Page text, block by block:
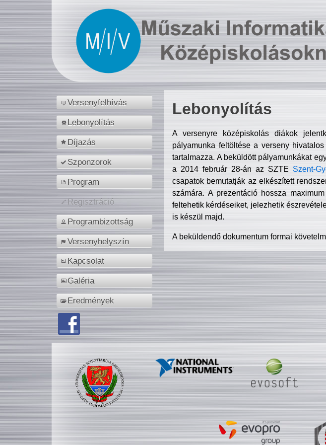
Versenyfelhívás
Lebonyolítás
Díjazás
Szponzorok
Program
Regisztráció
Programbizottság
Versenyhelyszín
Kapcsolat
Galéria
Eredmények
Lebonyolítás
A versenyre középiskolás diákok
pályamunka feltöltése a verseny
tartalmazza. A beküldött pályamunkákat
a 2014 február 28-án az SZTE Szent-
csapatok bemutatják az elkészített
számára. A prezentáció hossza
feltehetik kérdéseiket, jelezhetik
is készül majd.
A beküldendő dokumentum formai